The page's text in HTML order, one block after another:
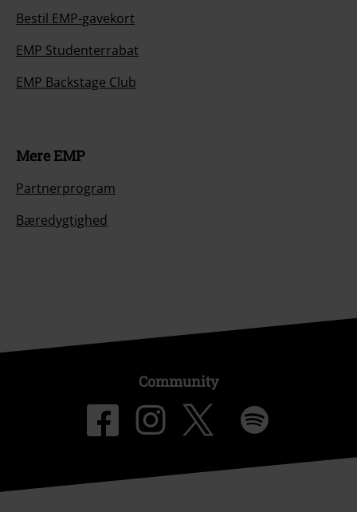
Bestil EMP-gavekort
EMP Studenterrabat
EMP Backstage Club
Mere EMP
Partnerprogram
Bæredygtighed
Community